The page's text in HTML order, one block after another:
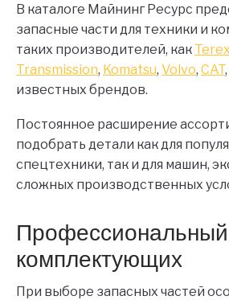
В каталоге Майнинг Ресурс
запасные части для техники и
таких производителей, как Terex
Transmission, Komatsu, Volvo, CAT,
известных брендов.
Постоянное расширение
подобрать детали как для
спецтехники, так и для машин,
сложных производственных
комплектующих
При выборе запасных частей